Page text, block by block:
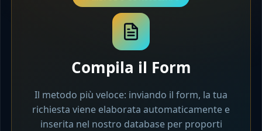
Compila il Form
Il metodo più veloce: inviando il form, la tua
richiesta viene elaborata automaticamente e
inserita nel nostro database per proporti